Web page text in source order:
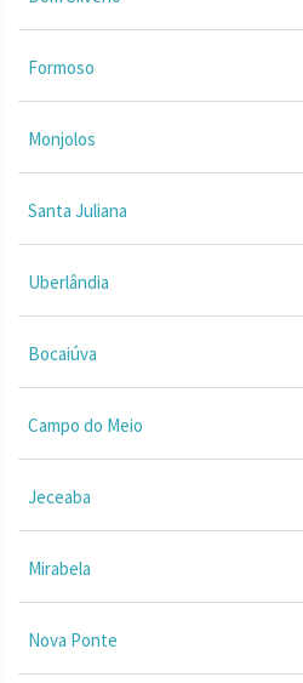
Formoso
Monjolos
Santa Juliana
Uberlândia
Bocaiúva
Campo do Meio
Jeceaba
Mirabela
Nova Ponte